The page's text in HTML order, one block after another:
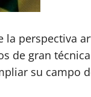
perspectiva
de gran
su campo